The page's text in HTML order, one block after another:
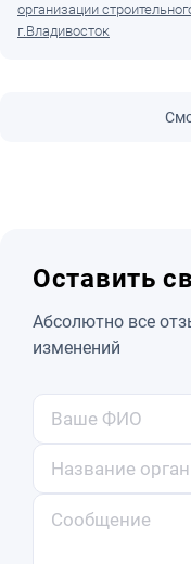
организации
г.Владивосток
Оставить
Абсолютно все
изменений